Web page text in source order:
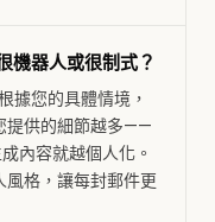
機器人或很制式？
據您的具體情境，
提供的細節越多——
內容就越個人化。
格，讓每封郵件更